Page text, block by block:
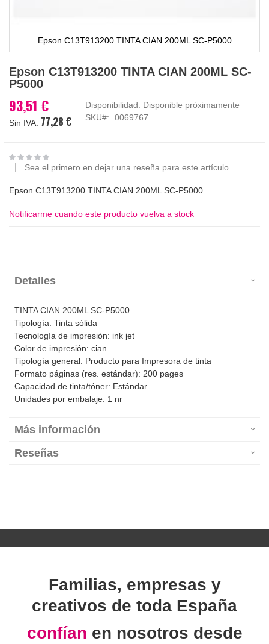
Epson C13T913200 TINTA CIAN 200ML SC-P5000
al
comienzo
la
galería
Epson C13T913200 TINTA CIAN 200ML SC-
P5000
93,51 €
77,28 €
Disponibilidad: Disponible próximamente
SKU
0069767
Sea el primero en dejar una reseña para este artículo
Epson C13T913200 TINTA CIAN 200ML SC-P5000
Notificarme cuando este producto vuelva a stock
Detalles
TINTA CIAN 200ML SC-P5000
Tipología: Tinta sólida
Tecnología de impresión: ink jet
Color de impresión: cian
Tipología general: Producto para Impresora de tinta
Formato páginas (res. estándar): 200 pages
Capacidad de tinta/tóner: Estándar
Unidades por embalaje: 1 nr
Más información
Reseñas
Familias, empresas y
creativos de toda España
confían en nosotros desde